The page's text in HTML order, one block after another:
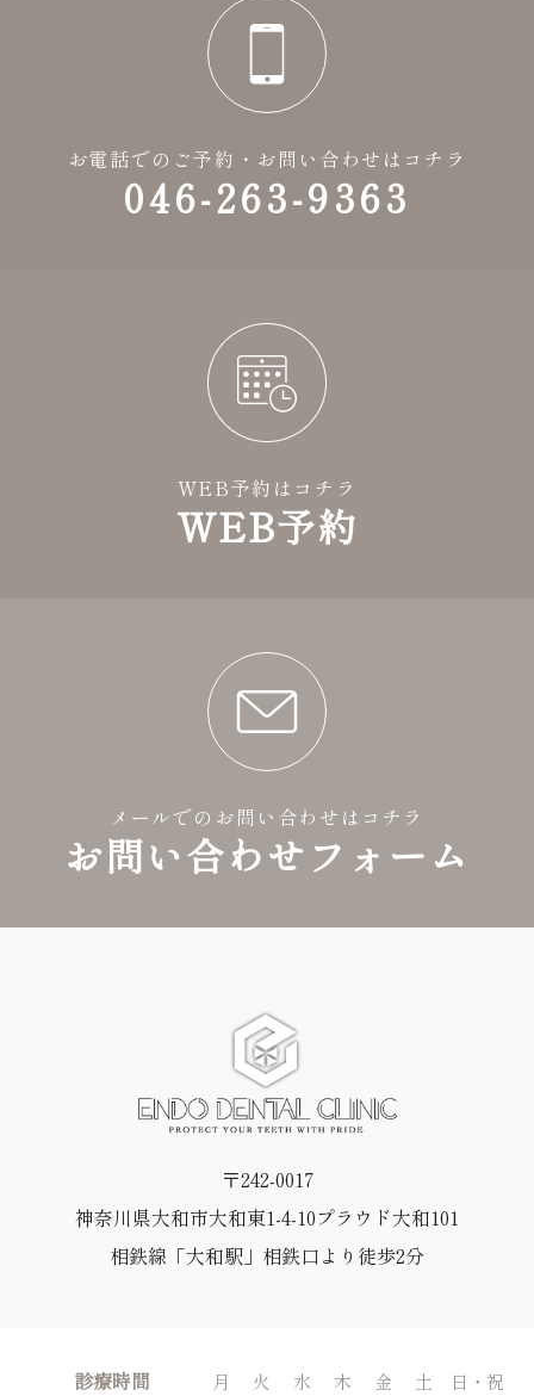
お電話でのご予約・お問い合わせはコチラ
046-263-9363
WEB予約はコチラ
WEB予約
メールでのお問い合わせはコチラ
お問い合わせフォーム
〒242-0017
神奈川県大和市大和東1-4-10プラウド大和101
相鉄線「大和駅」相鉄口より徒歩2分
診療時間 月 火 水 木 金 土 日・祝